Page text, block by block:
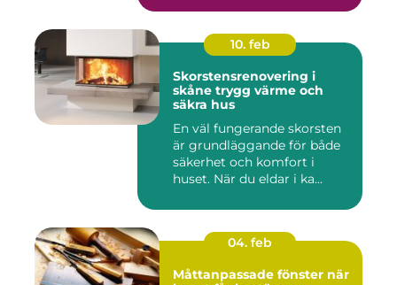
10. feb
Skorstensrenovering i
skåne trygg värme och
säkra hus
En väl fungerande skorsten
är grundläggande för både
säkerhet och komfort i
huset. När du eldar i ka...
04. feb
Måttanpassade fönster när